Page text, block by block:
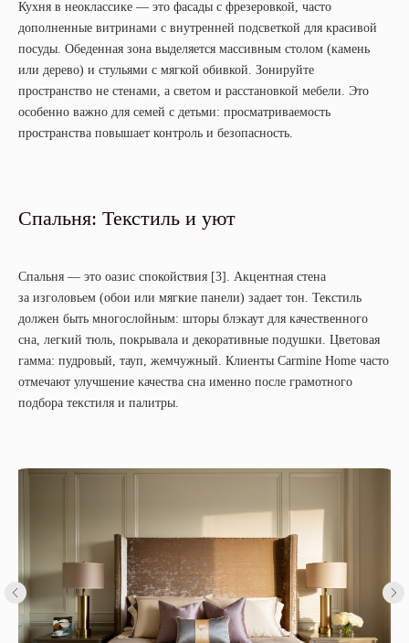
Кухня в неоклассике — это фасады с фрезеровкой, часто
дополненные витринами с внутренней подсветкой для красивой
посуды. Обеденная зона выделяется массивным столом (камень
или дерево) и стульями с мягкой обивкой. Зонируйте
пространство не стенами, а светом и расстановкой мебели. Это
особенно важно для семей с детьми: просматриваемость
пространства повышает контроль и безопасность.
Спальня: Текстиль и уют
Спальня — это оазис спокойствия [3]. Акцентная стена
за изголовьем (обои или мягкие панели) задает тон. Текстиль
должен быть многослойным: шторы блэкаут для качественного
сна, легкий тюль, покрывала и декоративные подушки. Цветовая
гамма: пудровый, тауп, жемчужный. Клиенты Carmine Home часто
отмечают улучшение качества сна именно после грамотного
подбора текстиля и палитры.